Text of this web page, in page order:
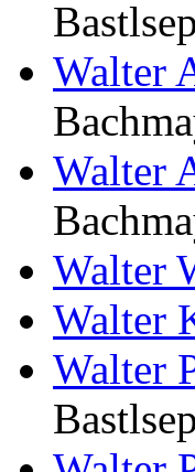
Walter
Walter
Walter
Walter
Walter